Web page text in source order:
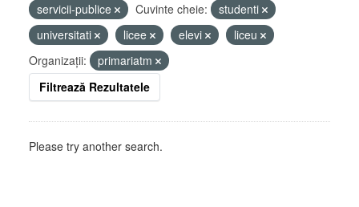
servicii-publice
Cuvinte cheie:
studenti
universitati
licee elevi
liceu
Organizații:
primariatm
Filtrează Rezultatele
Please try another search.